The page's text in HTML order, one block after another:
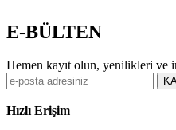
E-BÜLTEN
Hemen kayıt olun, yenilikleri ve
Hızlı Erişim